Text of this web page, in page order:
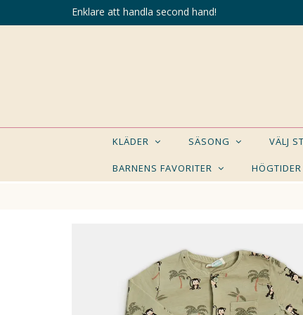
Enklare att handla second hand!
KLÄDER SÄSONG VÄLJ
BARNENS FAVORITER HÖGTIDER